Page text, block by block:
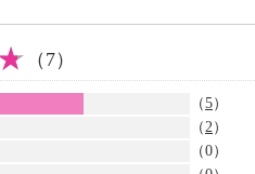
（7）
（5）
（2）
（0）